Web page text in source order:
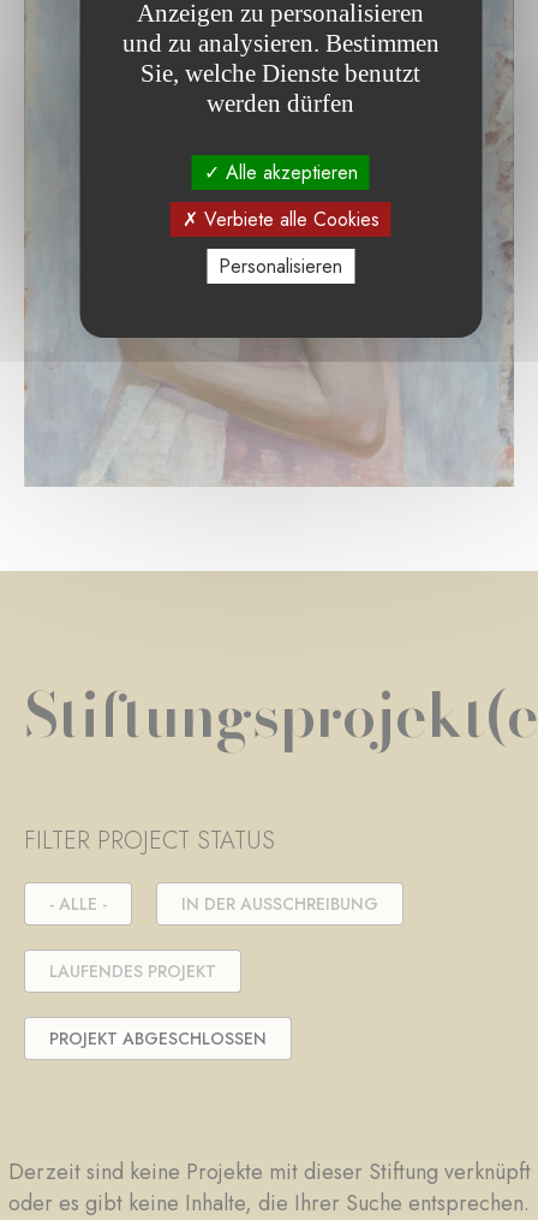
FILTER PROJECT STATUS
- ALLE - IN DER AUSSCHREIBUNG
LAUFENDES PROJEKT
PROJEKT ABGESCHLOSSEN
Derzeit sind keine Projekte mit dieser Stiftung verknüpft
oder es gibt keine Inhalte, die Ihrer Suche entsprechen.
Anzeigen zu personalisieren
und zu analysieren. Bestimmen
Sie, welche Dienste benutzt
werden dürfen
Alle akzeptieren
Verbiete alle Cookies
Personalisieren